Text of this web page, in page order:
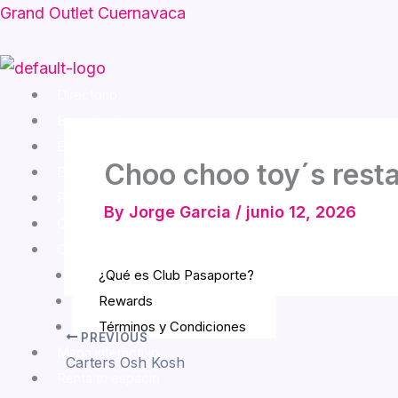
Skip
content
Grand Outlet Cuernavaca
Menu
Eventos
Cómo llegar
¿Qué es Club Pasaporte?
Rewards
Términos y Condiciones
Choo choo toy´s
By Jorge Garcia / junio 12, 2026
PREVIOUS
Carters Osh Kosh